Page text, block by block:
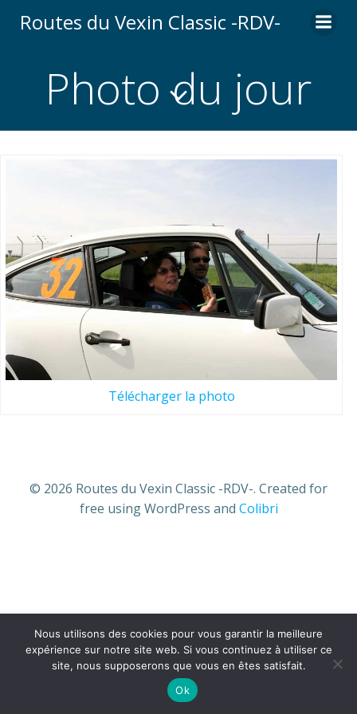
au
Routes du Vexin Classic -RDV-
Photo du jour
Télécharger la photo
© 2026 Routes du Vexin Classic -RDV-. Created for
free using WordPress and Colibri
Nous utilisons des cookies pour vous garantir la meilleure
expérience sur notre site web. Si vous continuez à utiliser ce
site, nous supposerons que vous en êtes satisfait.
Ok